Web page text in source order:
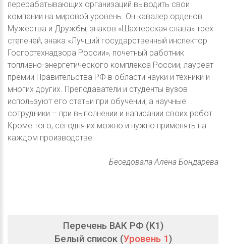
перерабатывающих организаций выводить свои
компании на мировой уровень. Он кавалер орденов
Мужества и Дружбы, знаков «Шахтерская слава» трех
степеней, знака «Лучший государственный инспектор
Госгортехнадзора России», почетный работник
топливно-энергетического комплекса России, лауреат
премии Правительства РФ в области науки и техники и
многих других. Преподаватели и студенты вузов
используют его статьи при обучении, а научные
сотрудники – при выполнении и написании своих работ.
Кроме того, сегодня их можно и нужно применять на
каждом производстве.
Беседовала Алёна Бондарева
Перечень ВАК РФ (K1)
Белый список (Уровень 1)